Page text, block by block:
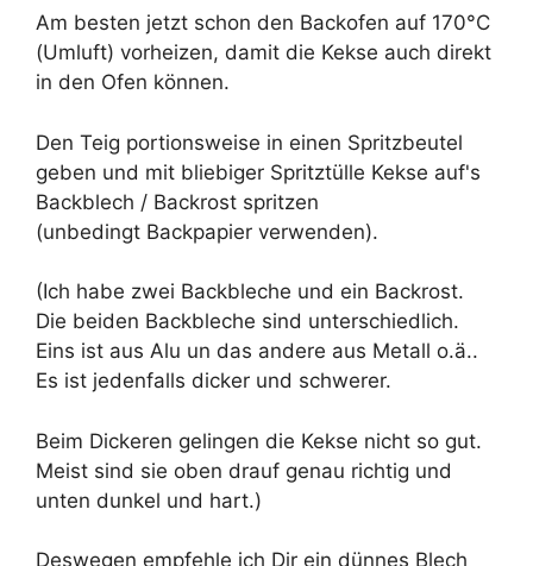
Am besten jetzt schon den Backofen auf 170°C
(Umluft) vorheizen, damit die Kekse auch direkt
in den Ofen können.
Den Teig portionsweise in einen Spritzbeutel
geben und mit bliebiger Spritztülle Kekse auf's
Backblech / Backrost spritzen
(unbedingt Backpapier verwenden).
(Ich habe zwei Backbleche und ein Backrost.
Die beiden Backbleche sind unterschiedlich.
Eins ist aus Alu un das andere aus Metall o.ä..
Es ist jedenfalls dicker und schwerer.
Beim Dickeren gelingen die Kekse nicht so gut.
Meist sind sie oben drauf genau richtig und
unten dunkel und hart.)
Deswegen empfehle ich Dir ein dünnes Blech